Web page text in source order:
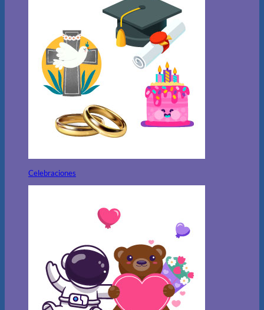
Celebraciones